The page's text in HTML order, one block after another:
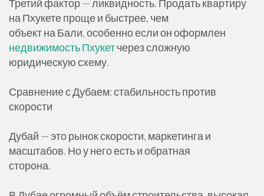
Третий фактор — ликвидность. Продать квартиру
на Пхукете проще и быстрее, чем
объект на Бали, особенно если он оформлен
недвижимость Пхукетчерез сложную
юридическую схему.
Сравнение с Дубаем: стабильность против
скорости
Дубай — это рынок скорости, маркетинга и
масштабов. Но у него есть и обратная
сторона.